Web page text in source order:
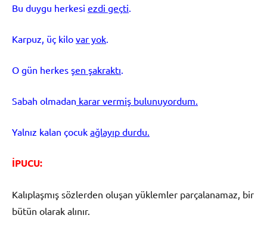
Bu duygu herkesi ezdi geçti
Karpuz, üç kilo var yok
O gün herkes şen şakraktı
Sabah olmadan karar vermiş bulunuyordum.
Yalnız kalan çocuk ağlayıp durdu.
İPUCU:
Kalıplaşmış sözlerden oluşan yüklemler parçalanamaz, bir
bütün olarak alınır.